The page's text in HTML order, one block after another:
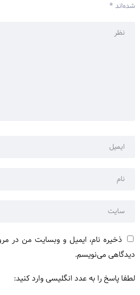
شده‌اند *
ذخیره نام، ایمیل و وبسایت من در
دیدگاهی می‌نویسم.
لطفا پاسخ را به عدد انگلیسی وارد کنید: